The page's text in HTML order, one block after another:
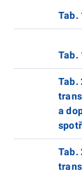
Tab.
Tab.
Tab.
a
Tab.